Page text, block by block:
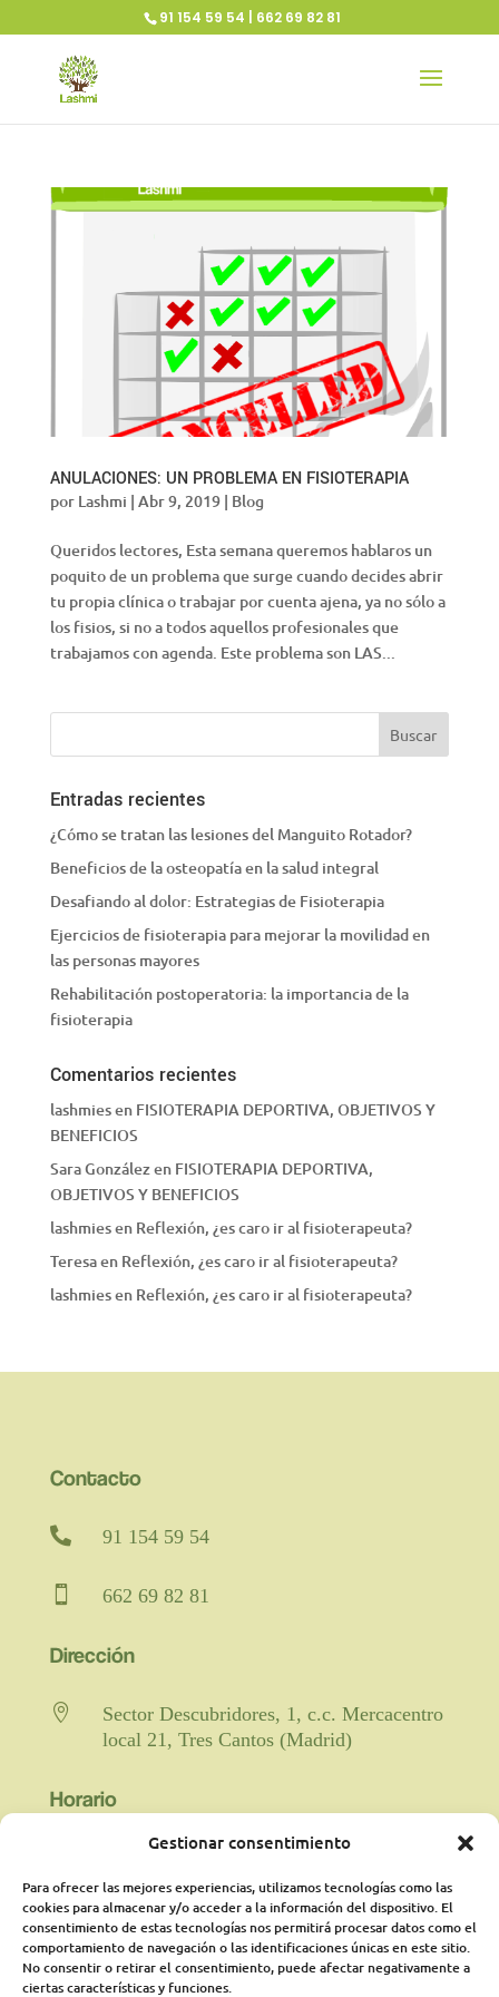
Gestionar consentimiento
Para ofrecer las mejores experiencias, utilizamos tecnologías como las
cookies para almacenar y/o acceder a la información del dispositivo. El
consentimiento de estas tecnologías nos permitirá procesar datos como el
comportamiento de navegación o las identificaciones únicas en este sitio.
No consentir o retirar el consentimiento, puede afectar negativamente a
ciertas características y funciones.
91 154 59 54 | 662 69 82 81
ANULACIONES: UN PROBLEMA EN FISIOTERAPIA
por Lashmi | Abr 9, 2019| Blog
Queridos lectores, Esta semana queremos hablaros un
poquito de un problema que surge cuando decides abrir
tu propia clínica o trabajar por cuenta ajena, ya no sólo a
los fisios, si no a todos aquellos profesionales que
trabajamos con agenda. Este problema son LAS...
Entradas recientes
¿Cómo se tratan las lesiones del Manguito Rotador?
Beneficios de la osteopatía en la salud integral
Desafiando al dolor: Estrategias de Fisioterapia
Ejercicios de fisioterapia para mejorar la movilidad en
las personas mayores
Rehabilitación postoperatoria: la importancia de la
fisioterapia
Comentarios recientes
lashmiesen FISIOTERAPIA DEPORTIVA, OBJETIVOS Y
BENEFICIOS
Sara Gonzálezen FISIOTERAPIA DEPORTIVA,
OBJETIVOS Y BENEFICIOS
lashmiesen Reflexión, ¿es caro ir al fisioterapeuta?
Teresaen Reflexión, ¿es caro ir al fisioterapeuta?
lashmiesen Reflexión, ¿es caro ir al fisioterapeuta?
Contacto
 91 154 59 54
 662 69 82 81
Dirección

Sector Descubridores, 1, c.c. Mercacentro
local 21, Tres Cantos (Madrid)
Horario
viernes de 9:00 a 21:00 horas
ininterrumpido.
Psicología: Lunes de 18:00 a 21:00
presencialmente y martes online de 16:00a